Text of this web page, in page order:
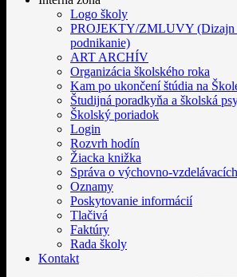
Logo školy
PROJEKTY/ZMLUVY (Dizajn
podnikanie)
ART ARCHÍV
Organizácia školského roka
Kam po ukončení štúdia na
Študijná poradkyňa a školská
Školský poriadok
Login
Rozvrh hodín
Žiacka knižka
Správa o výchovno-
Oznamy
Poskytovanie informácií
Tlačivá
Faktúry
Rada školy
Kontakt